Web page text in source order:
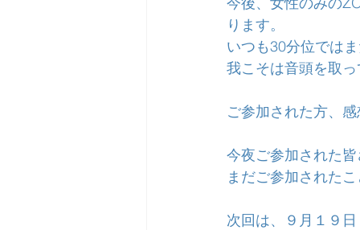
ります。
いつも30分位では
我こそは音頭を取
ご参加された方、
今夜ご参加された
まだご参加された
次回は、９月１９